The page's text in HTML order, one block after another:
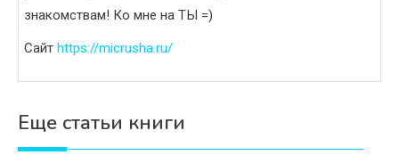
знакомствам! Ко мне на ТЫ =)
Сайт https://micrusha.ru/
Еще статьи книги